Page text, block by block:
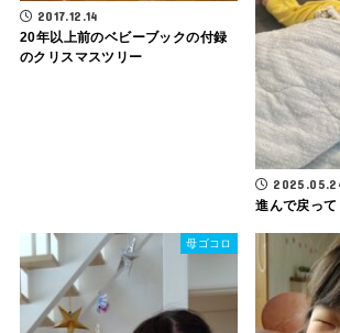
2017.12.14
20年以上前のベビーブックの付録
のクリスマスツリー
進んで戻って
母ゴコロ